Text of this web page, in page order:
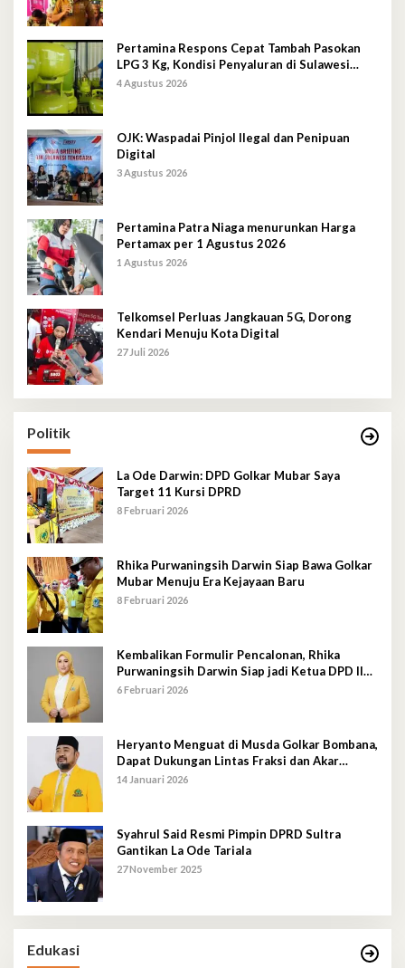
Pertamina Respons Cepat Tambah Pasokan
LPG 3 Kg, Kondisi Penyaluran di Sulawesi
Selatan Berlangsung Kondusif
4 Agustus 2026
OJK: Waspadai Pinjol Ilegal dan Penipuan
Digital
3 Agustus 2026
Pertamina Patra Niaga menurunkan Harga
Pertamax per 1 Agustus 2026
1 Agustus 2026
Telkomsel Perluas Jangkauan 5G, Dorong
Kendari Menuju Kota Digital
27 Juli 2026
Politik
La Ode Darwin: DPD Golkar Mubar Saya
Target 11 Kursi DPRD
8 Februari 2026
Rhika Purwaningsih Darwin Siap Bawa Golkar
Mubar Menuju Era Kejayaan Baru
8 Februari 2026
Kembalikan Formulir Pencalonan, Rhika
Purwaningsih Darwin Siap jadi Ketua DPD II
Golkar Mubar
6 Februari 2026
Heryanto Menguat di Musda Golkar Bombana,
Dapat Dukungan Lintas Fraksi dan Akar
Rumput
14 Januari 2026
Syahrul Said Resmi Pimpin DPRD Sultra
Gantikan La Ode Tariala
27 November 2025
Edukasi